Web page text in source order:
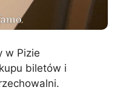
w Pizie
biletów i